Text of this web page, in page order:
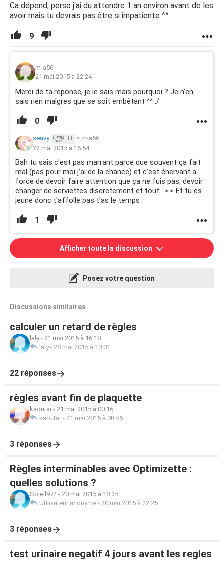
Ca dépend, perso j'ai du attendre 1 an environ avant de les
avoir mais tu devrais pas être si impatiente ^^
9
m-a56
21 mai 2015 à 22:24
Merci de ta réponse, je le sais mais pourquoi ? Je n'en
sais rien malgres que se soit embêtant ^^ :/
0
seavy 11 > m-a56
22 mai 2015 à 16:54
Bah tu sais c'est pas marrant parce que souvent ça fait
mal (pas pour moi j'ai de la chance) et c'est énervant a
force de devoir faire attention que ça ne fuis pas, devoir
changer de serviettes discretement et tout.. >.< Et tu es
jeune donc t'affolle pas t'as le temps
1
Afficher toute la discussion
Posez votre question
Discussions similaires
calculer un retard de règles
laly- 21 mai 2015 à 16:10
laly- 28 mai 2015 à 10:01
22 réponses
règles avant fin de plaquette
kaoutar - 21 mai 2015 à 00:16
kaoutar - 21 mai 2015 à 08:56
3 réponses
Règles interminables avec Optimizette :
quelles solutions ?
Soleil974- 20 mai 2015 à 18:35
Utilisateur anonyme - 20 mai 2015 à 22:25
3 réponses
test urinaire negatif 4 jours avant les regles